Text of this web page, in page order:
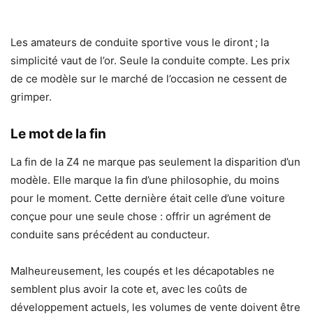
Les amateurs de conduite sportive vous le diront ; la
simplicité vaut de l’or. Seule la conduite compte. Les prix
de ce modèle sur le marché de l’occasion ne cessent de
grimper.
Le mot de la fin
La fin de la Z4 ne marque pas seulement la disparition d’un
modèle. Elle marque la fin d’une philosophie, du moins
pour le moment. Cette dernière était celle d’une voiture
conçue pour une seule chose : offrir un agrément de
conduite sans précédent au conducteur.
Malheureusement, les coupés et les décapotables ne
semblent plus avoir la cote et, avec les coûts de
développement actuels, les volumes de vente doivent être